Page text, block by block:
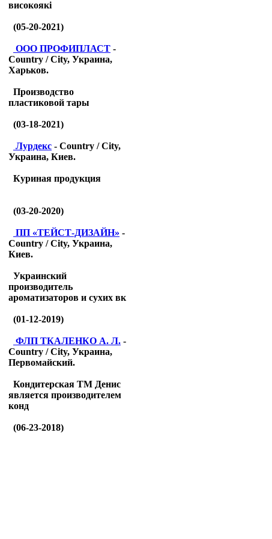
високоякі
(05-20-2021)
ООО ПРОФИПЛАСТ -
Country / City, Украина,
Харьков.
Производство
пластиковой тары
(03-18-2021)
Лурдекс - Country / City,
Украина, Киев.
Куриная продукция
(03-20-2020)
ПП «ТЕЙСТ-ДИЗАЙН» -
Country / City, Украина,
Киев.
Украинский
производитель
ароматизаторов и сухих вк
(01-12-2019)
ФЛП ТКАЛЕНКО А. Л. -
Country / City, Украина,
Первомайский.
Кондитерская ТМ Денис
является производителем
конд
(06-23-2018)